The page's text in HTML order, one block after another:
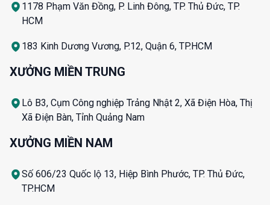
1178 Phạm Văn Đồng, P. Linh Đông, TP. Thủ Đức, TP.
HCM
183 Kinh Dương Vương, P.12, Quận 6, TP.HCM
XƯỞNG MIỀN TRUNG
Lô B3, Cụm Công nghiệp Trảng Nhật 2, Xã Điện Hòa, Thị
Xã Điện Bàn, Tỉnh Quảng Nam
XƯỞNG MIỀN NAM
Số 606/23 Quốc lộ 13, Hiệp Bình Phước, TP. Thủ Đức,
TP.HCM